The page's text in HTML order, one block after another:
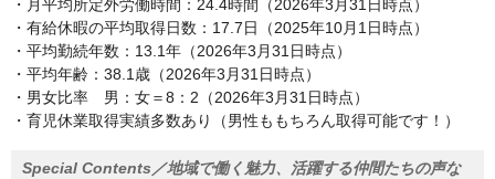
・月平均所定外労働時間：24.4時間（2026年3月31日時点）
・有給休暇の平均取得日数：17.7日（2025年10月1日時点）
・平均勤続年数：13.1年（2026年3月31日時点）
・平均年齢：38.1歳（2026年3月31日時点）
・男女比率 男：女＝8：2（2026年3月31日時点）
・育児休業取得実績多数あり（男性ももちろん取得可能です！）
Special Contents／地域で働く魅力、活躍する仲間たちの声な